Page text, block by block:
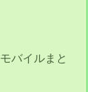
バイルまと